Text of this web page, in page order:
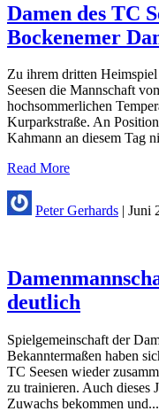
Damen des TC
Bockenemer
Zu ihrem dritten
Seesen die Mannschaft
hochsommerlichen
Kurparkstraße. An
Kahmann an diesem Tag
Read More
Peter Gerhards | Juni
deutlich
Spielgemeinschaft der
Bekanntermaßen haben
TC Seesen wieder
zu trainieren. Auch dieses
Zuwachs bekommen und...